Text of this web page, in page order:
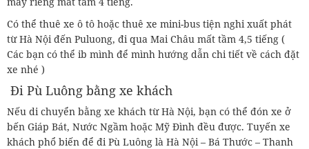
Có thể thuê xe ô tô hoặc thuê xe mini-bus tiện nghi xuất phát
từ Hà Nội đến Puluong, đi qua Mai Châu mất tầm 4,5 tiếng (
Các bạn có thể ib mình để mình hướng dẫn chi tiết về cách đặt
xe nhé )
Đi Pù Luông bằng xe khách
Nếu di chuyển bằng xe khách từ Hà Nội, bạn có thể đón xe ở
bến Giáp Bát, Nước Ngầm hoặc Mỹ Đình đều được. Tuyến xe
khách phổ biến để đi Pù Luông là Hà Nội – Bá Thước – Thanh